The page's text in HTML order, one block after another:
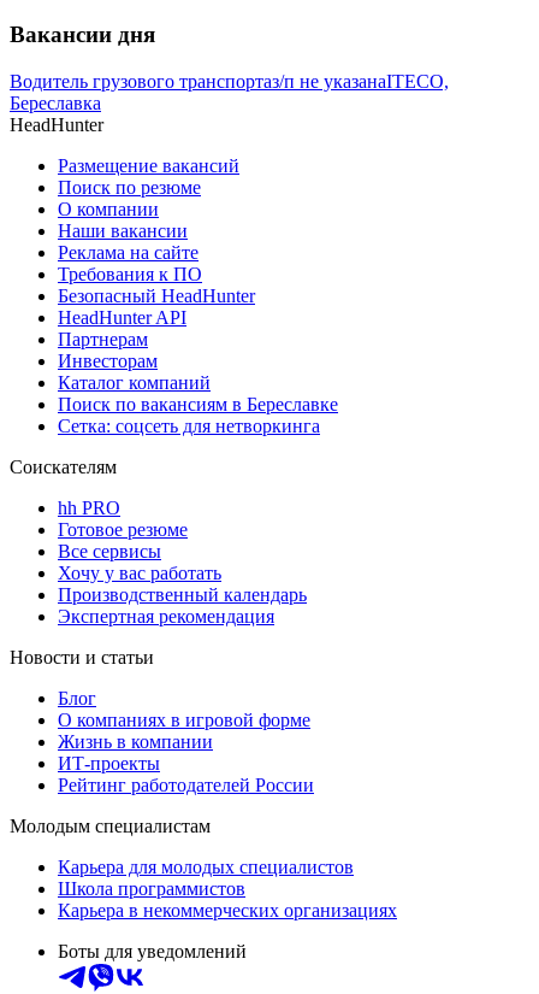
Вакансии дня
Водитель грузового транспортаз/п не указанаITECO,
Береславка
HeadHunter
Размещение вакансий
Поиск по резюме
О компании
Наши вакансии
Реклама на сайте
Требования к ПО
Безопасный HeadHunter
HeadHunter API
Партнерам
Инвесторам
Каталог компаний
Поиск по вакансиям в Береславке
Сетка: соцсеть для нетворкинга
Соискателям
hh PRO
Готовое резюме
Все сервисы
Хочу у вас работать
Производственный календарь
Экспертная рекомендация
Новости и статьи
Блог
О компаниях в игровой форме
Жизнь в компании
ИТ-проекты
Рейтинг работодателей России
Молодым специалистам
Карьера для молодых специалистов
Школа программистов
Карьера в некоммерческих организациях
Боты для уведомлений